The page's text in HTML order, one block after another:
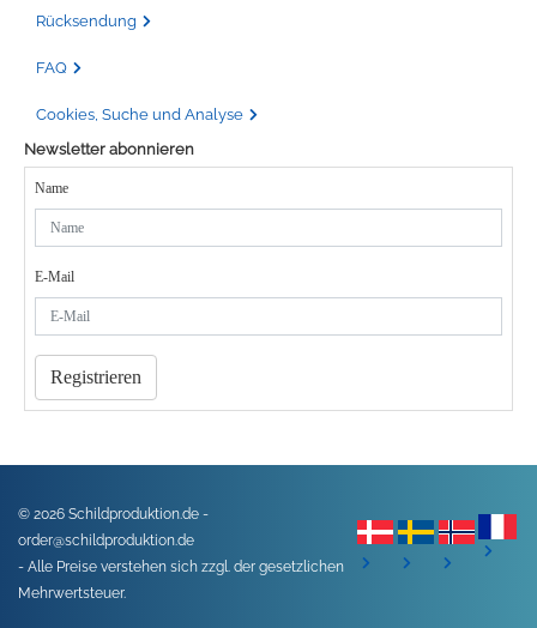
Rücksendung
FAQ
Cookies, Suche und Analyse
Newsletter abonnieren
Name
E-Mail
Registrieren
© 2026 Schildproduktion.de -
order@schildproduktion.de
- Alle Preise verstehen sich zzgl. der gesetzlichen
Mehrwertsteuer.